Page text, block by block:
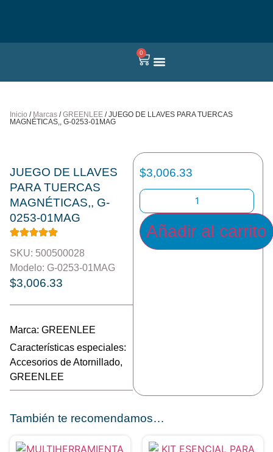
0
Inicio / Marcas /GREENLEE / JUEGO DE LLAVES PARA TUERCAS
MAGNÉTICAS,, G-0253-01MAG
JUEGO DE LLAVES
PARA TUERCAS
MAGNÉTICAS,, G-
0253-01MAG
SKU: 500500028
Modelo: G-0253-01MAG
$3,006.33
Marca: GREENLEE
Características especiales:
Accesorios de Atornillado,
GREENLEE
$3,006.33
Añadir al carrito
También te recomendamos…